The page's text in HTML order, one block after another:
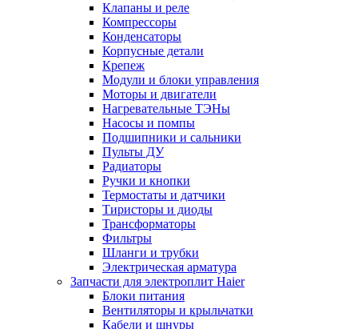
Клапаны и реле
Компрессоры
Конденсаторы
Корпусные детали
Крепеж
Модули и блоки управления
Моторы и двигатели
Нагревательные ТЭНы
Насосы и помпы
Подшипники и сальники
Пульты ДУ
Радиаторы
Ручки и кнопки
Термостаты и датчики
Тиристоры и диоды
Трансформаторы
Фильтры
Шланги и трубки
Электрическая арматура
Запчасти для электроплит Haier
Блоки питания
Вентиляторы и крыльчатки
Кабели и шнуры